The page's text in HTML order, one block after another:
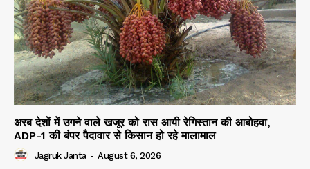
अरब देशों में उगने वाले खजूर को रास आयी रेगिस्तान की आबोहवा,
ADP-1 की बंपर पैदावार से किसान हो रहे मालामाल
Jagruk Janta - August 6, 2026